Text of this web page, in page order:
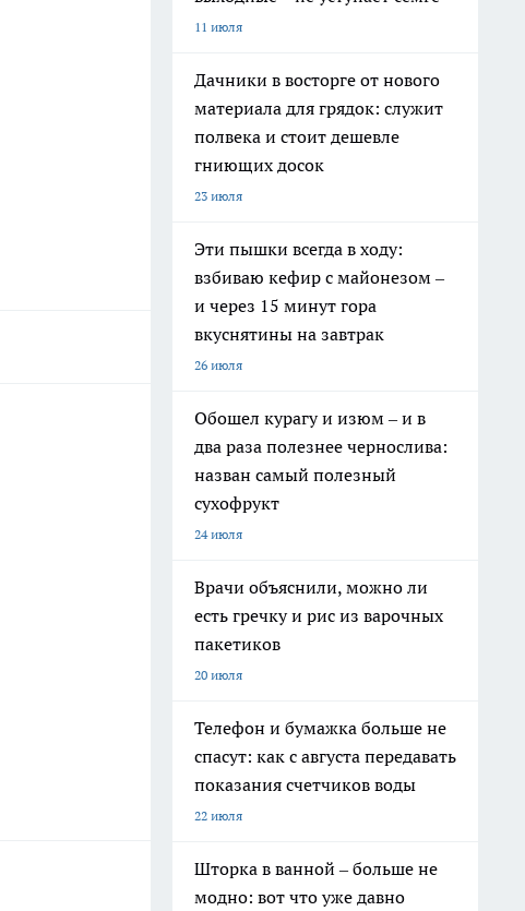
11 июля
Дачники в восторге от нового
материала для грядок: служит
полвека и стоит дешевле
гниющих досок
23 июля
Эти пышки всегда в ходу:
взбиваю кефир с майонезом –
и через 15 минут гора
вкуснятины на завтрак
26 июля
Обошел курагу и изюм – и в
два раза полезнее чернослива:
назван самый полезный
сухофрукт
24 июля
Врачи объяснили, можно ли
есть гречку и рис из варочных
пакетиков
20 июля
Телефон и бумажка больше не
спасут: как с августа передавать
показания счетчиков воды
22 июля
Шторка в ванной – больше не
модно: вот что уже давно